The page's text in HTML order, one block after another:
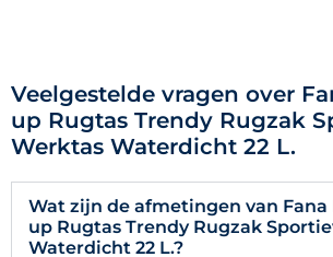
Veelgestelde vragen over
up Rugtas Trendy Rugzak
Werktas Waterdicht 22 L.
Wat zijn de afmetingen van Fana
up Rugtas Trendy Rugzak
Waterdicht 22 L.?